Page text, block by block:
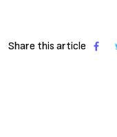
Share this article